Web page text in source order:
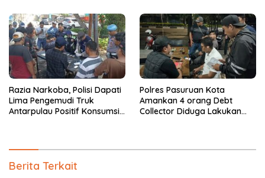
Razia Narkoba, Polisi Dapati
Lima Pengemudi Truk
Antarpulau Positif Konsumsi
Polres Pasuruan Kota
Amankan 4 orang Debt
Collector Diduga Lakukan
Berita Terkait